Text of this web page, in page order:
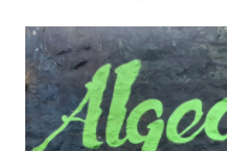
Región
Multimedia
La Agenda